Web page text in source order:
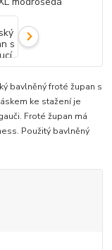
bavlněný froté župan s
ke stažení je
Froté župan má
Použitý bavlněný